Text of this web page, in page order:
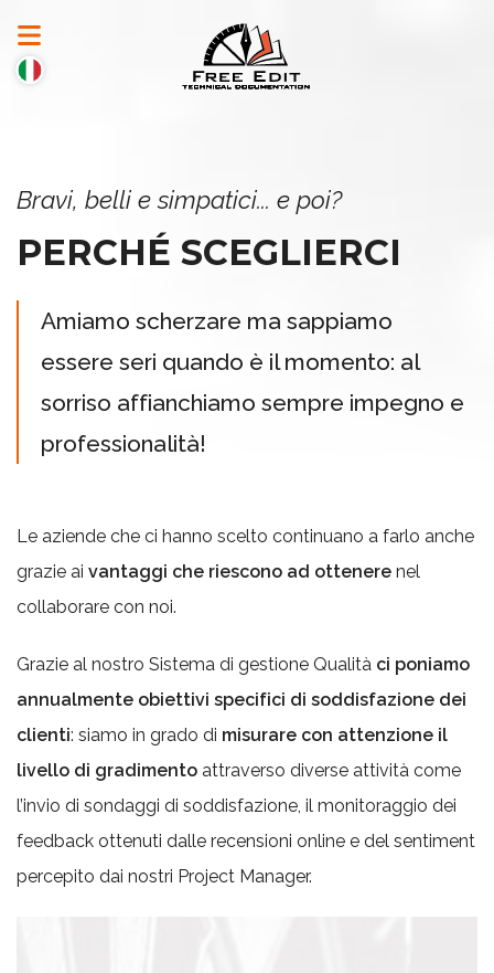
Bravi, belli e simpatici... e poi?
PERCHÉ SCEGLIERCI
Amiamo scherzare ma sappiamo
essere seri quando è il momento: al
sorriso affianchiamo sempre impegno e
professionalità!
Le aziende che ci hanno scelto continuano a farlo anche
grazie ai vantaggi che riescono ad ottenere nel
collaborare con noi.
Grazie al nostro Sistema di gestione Qualità ci poniamo
annualmente obiettivi specifici di soddisfazione dei
clienti: siamo in grado di misurare con attenzione il
livello di gradimento attraverso diverse attività come
l’invio di sondaggi di soddisfazione, il monitoraggio dei
feedback ottenuti dalle recensioni online e del sentiment
percepito dai nostri Project Manager.